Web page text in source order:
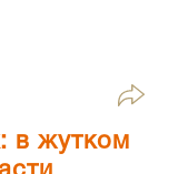
в жутком